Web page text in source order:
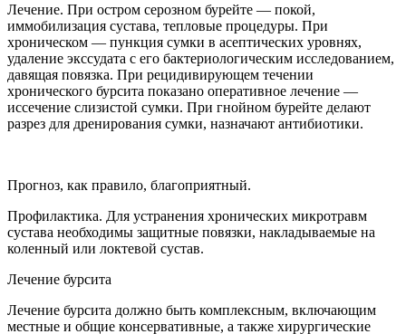
Лечение. При остром серозном бурейте — покой,
иммобилизация сустава, тепловые процедуры. При
хроническом — пункция сумки в асептических уровнях,
удаление экссудата с его бактериологическим исследованием,
давящая повязка. При рецидивирующем течении
хронического бурсита показано оперативное лечение —
иссечение слизистой сумки. При гнойном бурейте делают
разрез для дренирования сумки, назначают антибиотики.
Прогноз, как правило, благоприятный.
Профилактика. Для устранения хронических микротравм
сустава необходимы защитные повязки, накладываемые на
коленный или локтевой сустав.
Лечение бурсита
Лечение бурсита должно быть комплексным, включающим
местные и общие консервативные, а также хирургические